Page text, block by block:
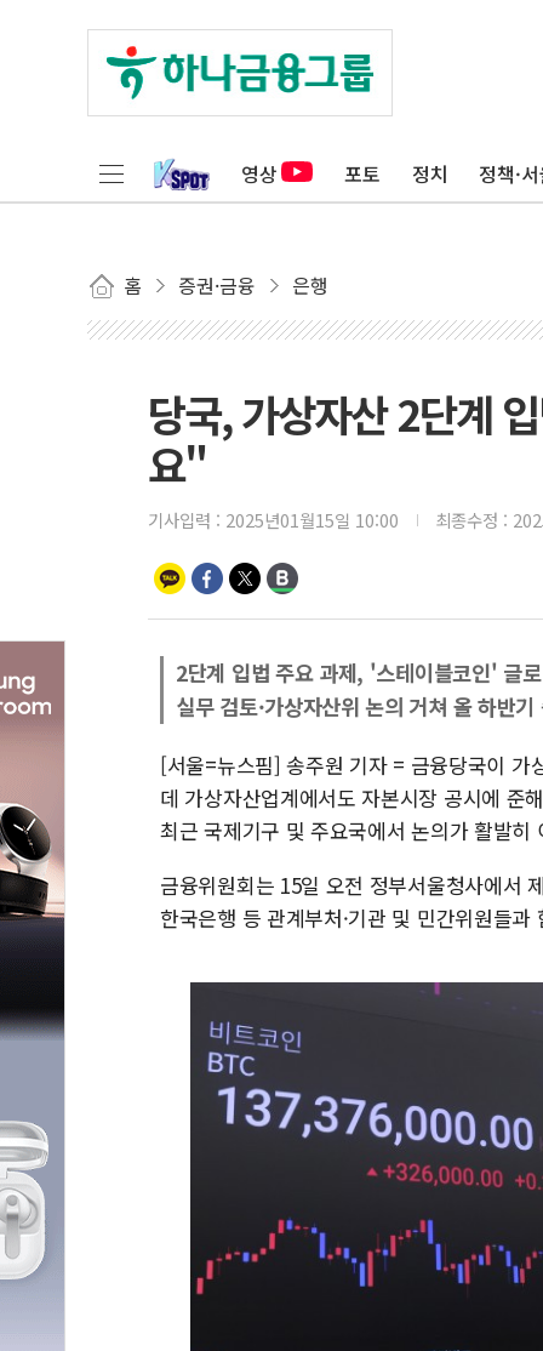
영상 포토 정치 정책·
홈 증권·금융 은행
당국, 가상자산 2단계
요"
기사입력 : 2025년01월15일 10:00 최종수정 :
2단계 입법 주요 과제, '스테이블코인' 글
실무 검토·가상자산위 논의 거쳐 올 하반
[서울=뉴스핌] 송주원 기자 = 금융당국이 가
데 가상자산업계에서도 자본시장 공시에 준
최근 국제기구 및 주요국에서 논의가 활발
금융위원회는 15일 오전 정부서울청사에서
한국은행 등 관계부처·기관 및 민간위원들